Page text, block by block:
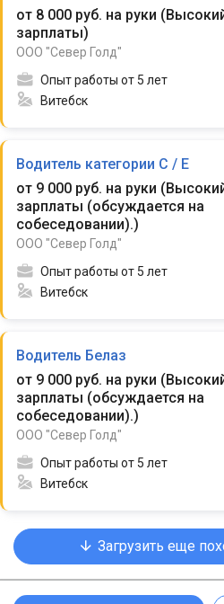
от 8 000 руб. на руки (
зарплаты)
ООО "Север Голд"
Опыт работы от 5 лет
Витебск
Водитель категории C / Е
от 9 000 руб. на руки (
зарплаты (обсуждается на
собеседовании).)
ООО "Север Голд"
Опыт работы от 5 лет
Витебск
Водитель Белаз
от 9 000 руб. на руки (
зарплаты (обсуждается на
собеседовании).)
ООО "Север Голд"
Опыт работы от 5 лет
Витебск
Загрузить еще